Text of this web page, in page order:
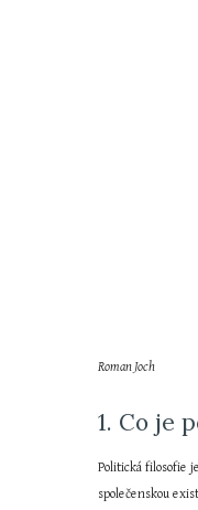
Roman Joch
1. Co je
Politická filosofie
společenskou